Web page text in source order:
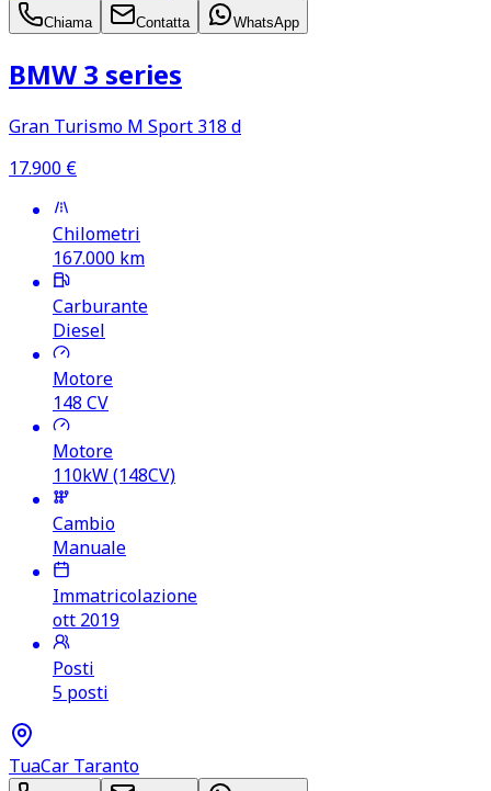
Chiama Contatta WhatsApp
BMW 3 series
Gran Turismo M Sport 318 d
17.900 €
Chilometri
167.000 km
Carburante
Diesel
Motore
148 CV
Motore
110kW (148CV)
Cambio
Manuale
Immatricolazione
ott 2019
Posti
5 posti
TuaCar Taranto